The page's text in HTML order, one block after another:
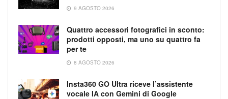
9 AGOSTO 2026
Quattro accessori fotografici in sconto:
prodotti opposti, ma uno su quattro fa
per te
8 AGOSTO 2026
Insta360 GO Ultra riceve l’assistente
vocale IA con Gemini di Google